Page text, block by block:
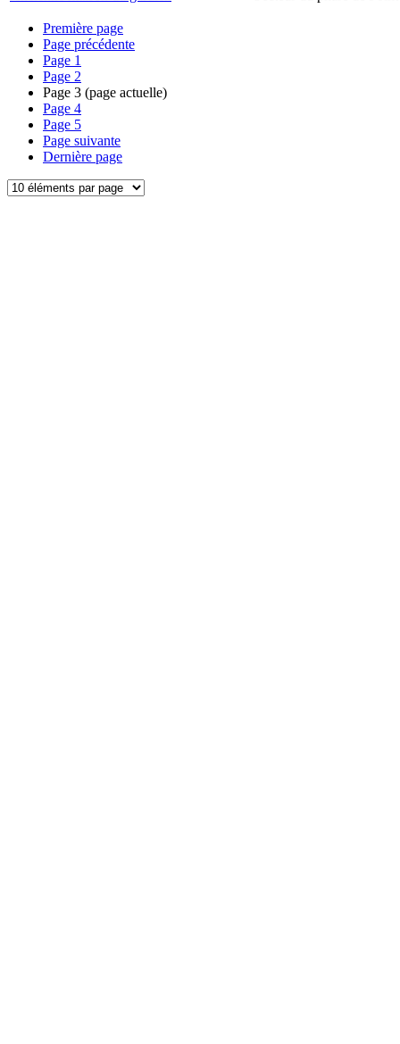
Première page
Page précédente
Page 1
Page 2
Page 3 (page actuelle)
Page 4
Page 5
Page suivante
Dernière page